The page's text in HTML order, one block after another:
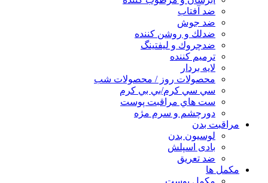
ضد آفتاب
ضد جوش
ضدلك و روشن كننده
ضدچروك و ليفتينگ
ترميم كننده
لايه بردار
محصولات روز / محصولات شب
سي سي كرم/بي بي كرم
ست هاي مراقبت پوست
دورچشم و سرم مژه
مراقبت بدن
لوسیون بدن
بادی اسپلش
ضد تعریق
مكمل ها
مکمل پوست